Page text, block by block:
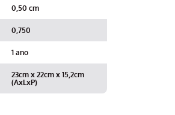
0,50 cm
0,750
1 ano
23cm x 22cm x 15,2cm
(AxLxP)